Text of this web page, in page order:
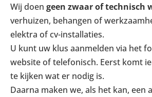
Wij doen geen zwaar of technisch
verhuizen, behangen of
elektra of cv-installaties.
U kunt uw klus aanmelden via het
website of telefonisch. Eerst komt
te kijken wat er nodig is.
Daarna maken we, als het kan, een